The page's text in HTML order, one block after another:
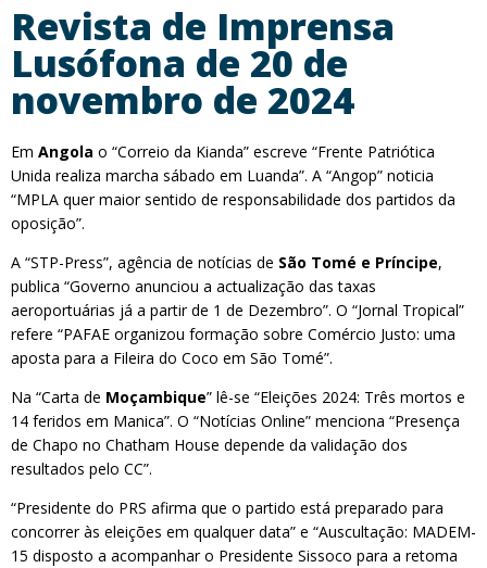
Revista de Imprensa
Lusófona de 20 de
novembro de 2024
Em Angola o “Correio da Kianda” escreve “Frente Patriótica
Unida realiza marcha sábado em Luanda”. A “Angop” noticia
“MPLA quer maior sentido de responsabilidade dos partidos da
oposição”.
A “STP-Press”, agência de notícias de São Tomé e Príncipe,
publica “Governo anunciou a actualização das taxas
aeroportuárias já a partir de 1 de Dezembro”. O “Jornal Tropical”
refere “PAFAE organizou formação sobre Comércio Justo: uma
aposta para a Fileira do Coco em São Tomé”.
Na “Carta de Moçambique” lê-se “Eleições 2024: Três mortos e
14 feridos em Manica”. O “Notícias Online” menciona “Presença
de Chapo no Chatham House depende da validação dos
resultados pelo CC”.
“Presidente do PRS afirma que o partido está preparado para
concorrer às eleições em qualquer data” e “Auscultação: MADEM-
15 disposto a acompanhar o Presidente Sissoco para a retoma